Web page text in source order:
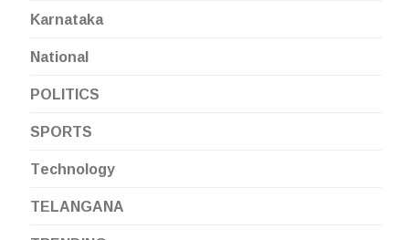
Karnataka
National
POLITICS
SPORTS
Technology
TELANGANA